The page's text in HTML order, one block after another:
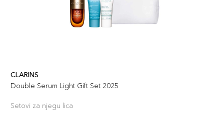
CLARINS
Double Serum Light Gift Set 2025
Setovi za njegu lica